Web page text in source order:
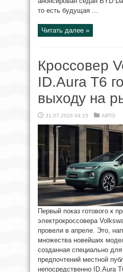
то есть будущая ...
Читать далее »
Кроссовер
ID.Aura T6
выходу на
31.07.2026 04:15 АВТО
Первый показ готового к
электрокроссовера
провели в апреле. Это,
множества новейших
созданная специально
предпочтений местной
непосредственно ID.Aura